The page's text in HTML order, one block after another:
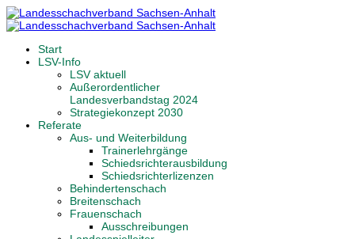
Start
LSV-Info
LSV aktuell
Außerordentlicher
Landesverbandstag 2024
Strategiekonzept 2030
Referate
Aus- und Weiterbildung
Trainerlehrgänge
Schiedsrichterausbildung
Schiedsrichterlizenzen
Behindertenschach
Breitenschach
Frauenschach
Ausschreibungen